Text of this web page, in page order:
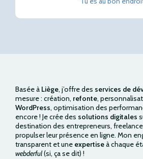
Basée à Liège, j’offre des services de
mesure : création, refonte,
WordPress, optimisation des
encore ! Je crée des solutions digitales
destination des entrepreneurs,
propulser leur présence en ligne. Mon
transparent et une expertiseà chaque
webderful(si, ça se dit) !